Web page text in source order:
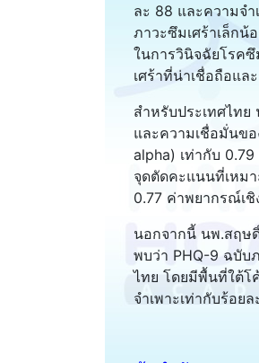
ละ 88 และความจ
ภาวะซึมเศร้าเล็ก
ในการวินิจฉัยโรคซึ
เศร้าที่น่าเชื่อถือแล
สำหรับประเทศไท
และความเชื่อมั่นข
alpha) เท่ากับ
จุดตัดคะแนนที่เหม
0.77 ค่าพยากรณ์เ
นอกจากนี้ นพ.สฤษ
พบว่า PHQ-9 ฉบับ
ไทย โดยมีพื้นที่ใต้โ
จำเพาะเท่ากับร้อย